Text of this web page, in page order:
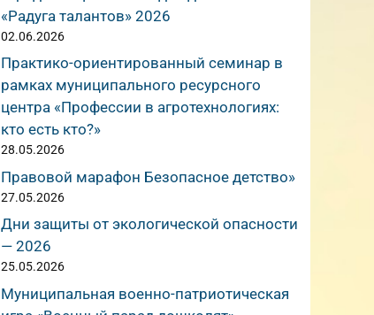
«Радуга талантов» 2026
02.06.2026
Практико-ориентированный семинар в
рамках муниципального ресурсного
центра «Профессии в агротехнологиях:
кто есть кто?»
28.05.2026
Правовой марафон Безопасное детство»
27.05.2026
Дни защиты от экологической опасности
— 2026
25.05.2026
Муниципальная военно-патриотическая